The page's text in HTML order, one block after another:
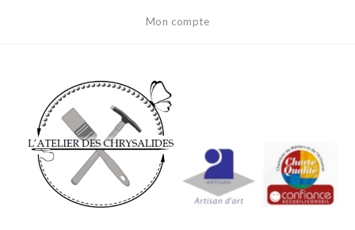
Mon compte